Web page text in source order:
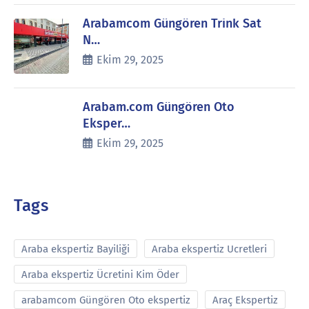
Arabamcom Güngören Trink Sat
N…
Ekim 29, 2025
Arabam.com Güngören Oto
Eksper…
Ekim 29, 2025
Tags
Araba ekspertiz Bayiliği Araba ekspertiz Ucretleri
Araba ekspertiz Ücretini Kim Öder
arabamcom Güngören Oto ekspertiz Araç Ekspertiz